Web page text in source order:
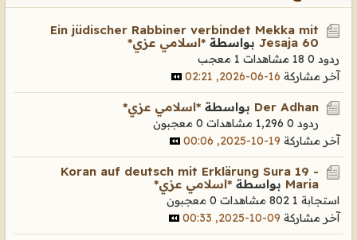
Ein jüdischer Rabbiner verbindet Mekka mit
Jesaja 60 بواسطة *اسلامي عزي*
ردود 0 18 مشاهدات
1 معجب
آخر مشاركة 16-06-2026, 02:21
Der Adhan بواسطة *اسلامي عزي*
ردود 0 1,296 مشاهدات
0 معجبون
آخر مشاركة 19-10-2025, 00:06
Koran auf deutsch mit Erklärung Sura 19 -
Maria بواسطة *اسلامي عزي*
استجابة 1 802 مشاهدات
0 معجبون
آخر مشاركة 09-10-2025, 00:33